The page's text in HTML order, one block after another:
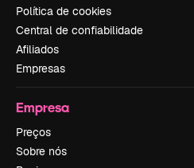
Política de cookies
Central de confiabilidade
Afiliados
Empresas
Empresa
Preços
Sobre nós